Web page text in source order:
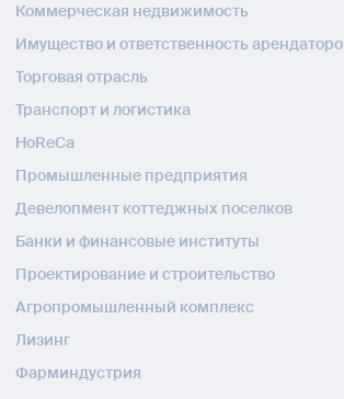
Коммерческая недвижимость
Имущество и ответственность
Торговая отрасль
Транспорт и логистика
HoReCa
Промышленные предприятия
Девелопмент коттеджных поселков
Банки и финансовые институты
Проектирование и строительство
Агропромышленный комплекс
Лизинг
Фарминдустрия